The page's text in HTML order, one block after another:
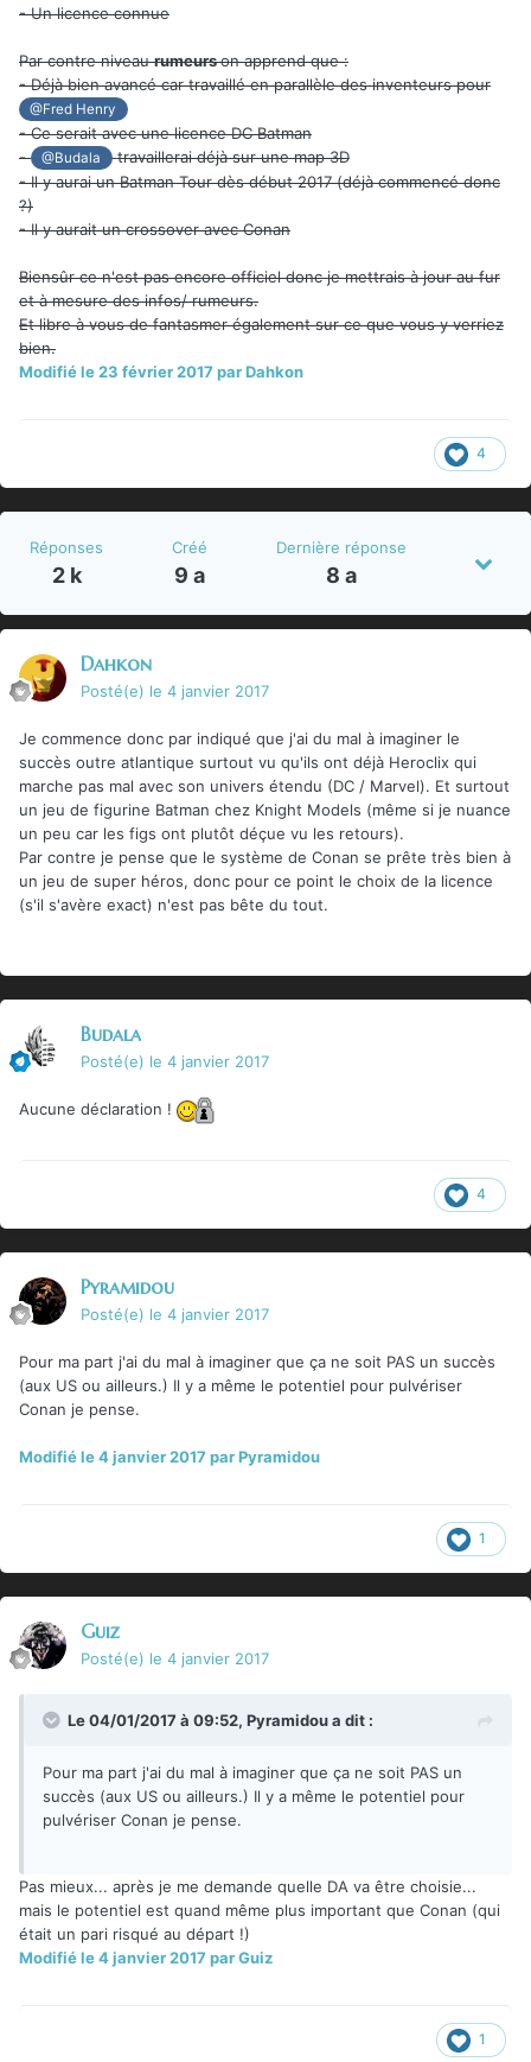
- Un licence connue
Par contre niveaurumeurson apprend que :
- Déjà bien avancé car travaillé en parallèle des inventeurs pour
@Fred Henry
- Ce serait avec une licence DC Batman
-
@Budala
travaillerai déjà sur une map 3D
- Il y aurai un Batman Tour dès début 2017 (déjà commencé donc
?)
- Il y aurait un crossover avec Conan
Biensûr ce n'est pas encore officiel donc je mettrais à jour au fur
et à mesure des infos/ rumeurs.
Et libre à vous de fantasmer également sur ce que vous y verriez
bien.
Modifiéle 23 février 2017 par Dahkon
4
Réponses
2 k
Créé
9 a
Dernière réponse
8 a
Dahkon
Posté(e) le 4 janvier 2017
Je commence donc par indiqué que j'ai du mal à imaginer le
succès outre atlantique surtout vu qu'ils ont déjà Heroclix qui
marche pas mal avec son univers étendu (DC / Marvel). Et surtout
un jeu de figurine Batman chez Knight Models (même si je nuance
un peu car les figs ont plutôt déçue vu les retours).
Par contre je pense que le système de Conan se prête très bien à
un jeu de super héros, donc pour ce point le choix de la licence
(s'il s'avère exact) n'est pas bête du tout.
Budala
Posté(e) le 4 janvier 2017
Aucune déclaration !
4
Pyramidou
Posté(e) le 4 janvier 2017
Pour ma part j'ai du mal à imaginer que ça ne soit PAS un succès
(aux US ou ailleurs.) Il y a même le potentiel pour pulvériser
Conan je pense.
Modifiéle 4 janvier 2017 par Pyramidou
1
Guiz
Posté(e) le 4 janvier 2017
Le 04/01/2017 à 09:52, Pyramidoua dit :
Pour ma part j'ai du mal à imaginer que ça ne soit PAS un
succès (aux US ou ailleurs.) Il y a même le potentiel pour
pulvériser Conan je pense.
Pas mieux... après je me demande quelle DA va être choisie...
mais le potentiel est quand même plus important que Conan (qui
était un pari risqué au départ !)
Modifiéle 4 janvier 2017 par Guiz
1